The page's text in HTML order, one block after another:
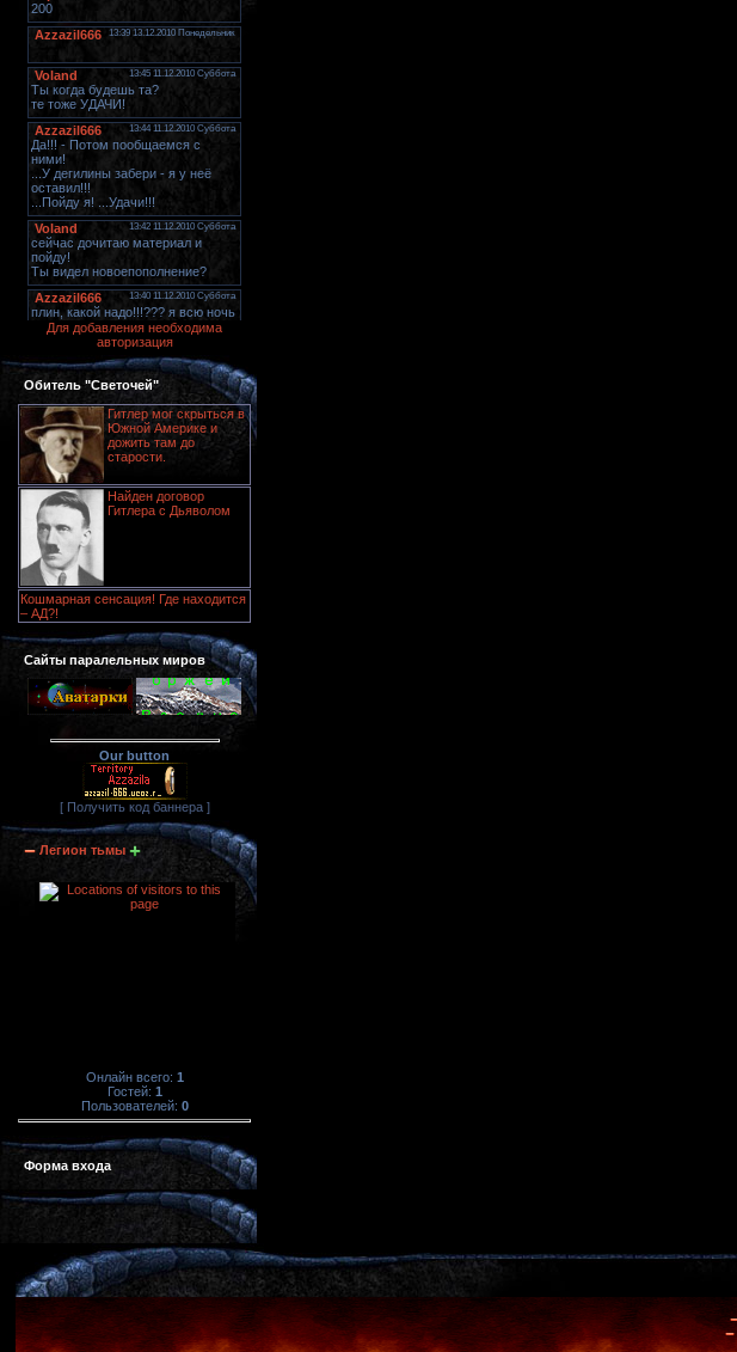
Для добавления необходима
авторизация
Обитель "Светочей"
Гитлер мог скрыться в
Южной Америке и
дожить там до
старости.
Найден договор
Гитлера с Дьяволом
Кошмарная сенсация! Где находится
– АД?!
Сайты паралельных миров
Our button
[ Получить код баннера ]
Легион тьмы
Онлайн всего: 1
Гостей: 1
Пользователей: 0
Форма входа